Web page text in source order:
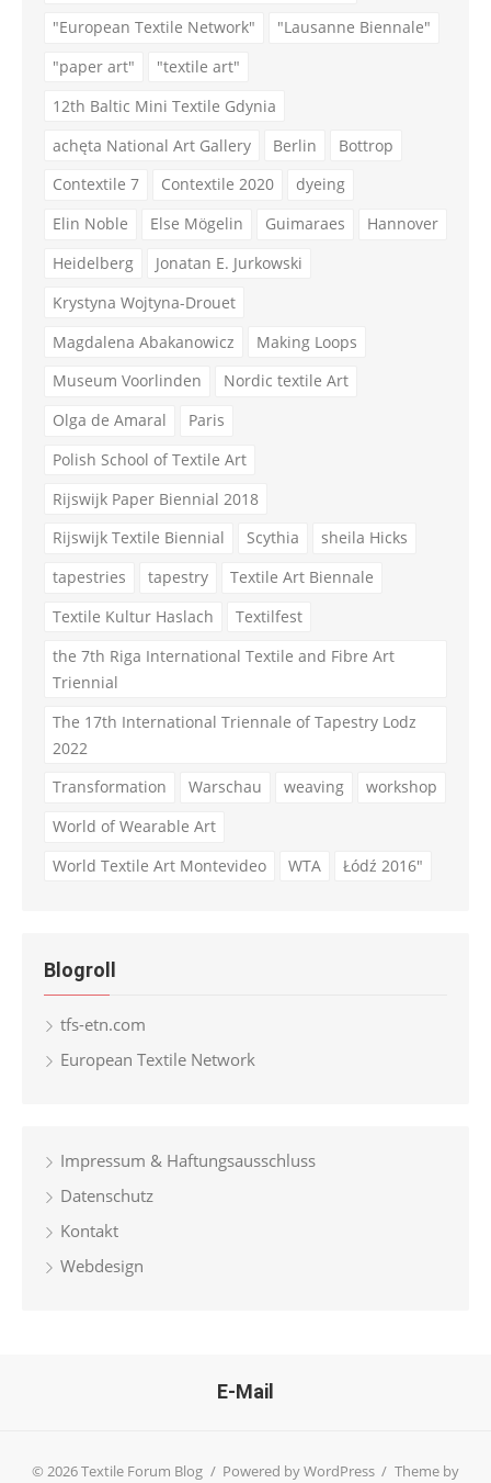
"European Textile Network"
"Lausanne Biennale"
"paper art"
"textile art"
12th Baltic Mini Textile Gdynia
achęta National Art Gallery
Berlin
Bottrop
Contextile 7
Contextile 2020
dyeing
Elin Noble
Else Mögelin Guimaraes
Hannover
Heidelberg
Jonatan E. Jurkowski
Krystyna Wojtyna-Drouet
Magdalena Abakanowicz
Making Loops
Museum Voorlinden
Nordic textile Art
Olga de Amaral
Paris
Polish School of Textile Art
Rijswijk Paper Biennial 2018
Rijswijk Textile Biennial
Scythia
sheila Hicks
tapestries
tapestry
Textile Art Biennale
Textile Kultur Haslach
Textilfest
the 7th Riga International Textile and Fibre Art
Triennial
The 17th International Triennale of Tapestry Lodz
2022
Transformation
Warschau weaving
workshop
World of Wearable Art
World Textile Art Montevideo
WTA Łódź 2016"
Blogroll
tfs-etn.com
European Textile Network
Impressum & Haftungsausschluss
Datenschutz
Kontakt
Webdesign
E-Mail
© 2026 Textile Forum Blog / Powered by WordPress / Theme by